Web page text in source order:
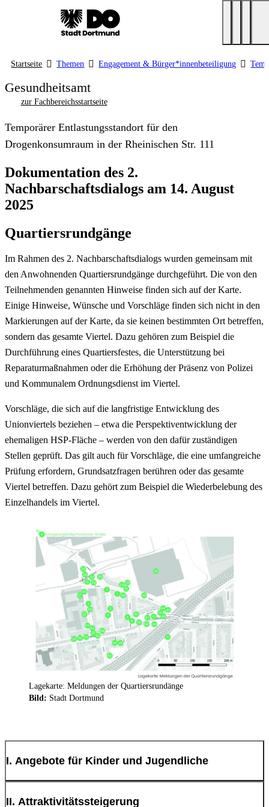
Startseite Themen Engagement & Bürger*innenbeteiligung
Gesundheitsamt
zur Fachbereichsstartseite
Temporärer Entlastungsstandort für den
Drogenkonsumraum in der Rheinischen Str. 111
Dokumentation des 2.
Nachbarschaftsdialogs am 14. August
2025
Quartiersrundgänge
Im Rahmen des 2. Nachbarschaftsdialogs wurden gemeinsam mit
den Anwohnenden Quartiersrundgänge durchgeführt. Die von den
Teilnehmenden genannten Hinweise finden sich auf der Karte.
Einige Hinweise, Wünsche und Vorschläge finden sich nicht in den
Markierungen auf der Karte, da sie keinen bestimmten Ort betreffen,
sondern das gesamte Viertel. Dazu gehören zum Beispiel die
Durchführung eines Quartiersfestes, die Unterstützung bei
Reparaturmaßnahmen oder die Erhöhung der Präsenz von Polizei
und Kommunalem Ordnungsdienst im Viertel.
Vorschläge, die sich auf die langfristige Entwicklung des
Unionviertels beziehen – etwa die Perspektiventwicklung der
ehemaligen HSP-Fläche – werden von den dafür zuständigen
Stellen geprüft. Das gilt auch für Vorschläge, die eine umfangreiche
Prüfung erfordern, Grundsatzfragen berühren oder das gesamte
Viertel betreffen. Dazu gehört zum Beispiel die Wiederbelebung des
Einzelhandels im Viertel.
Lagekarte: Meldungen der Quartiersrundänge
Bild: Stadt Dortmund
I. Angebote für Kinder und Jugendliche
Pädagogische Nachmittagsangebote für Kinder- und
II. Attraktivitätssteigerung